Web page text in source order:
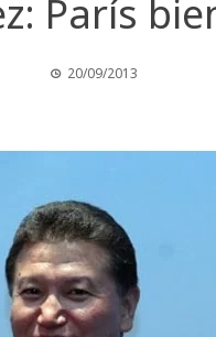
París
20/09/2013